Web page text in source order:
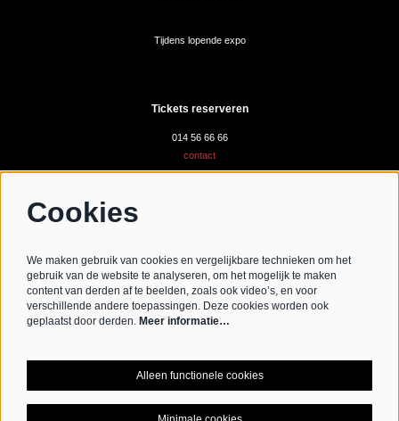
Tijdens lopende expo
Tickets reserveren
014 56 66 66
contact
Schrijf je in voor de nieuwsbrief
Schrijf mij in aub
Cookies
We maken gebruik van cookies en vergelijkbare technieken om het
gebruik van de website te analyseren, om het mogelijk te maken
content van derden af te beelden, zoals ook video’s, en voor
verschillende andere toepassingen. Deze cookies worden ook
geplaatst door derden. Meer informatie…
Alleen functionele cookies